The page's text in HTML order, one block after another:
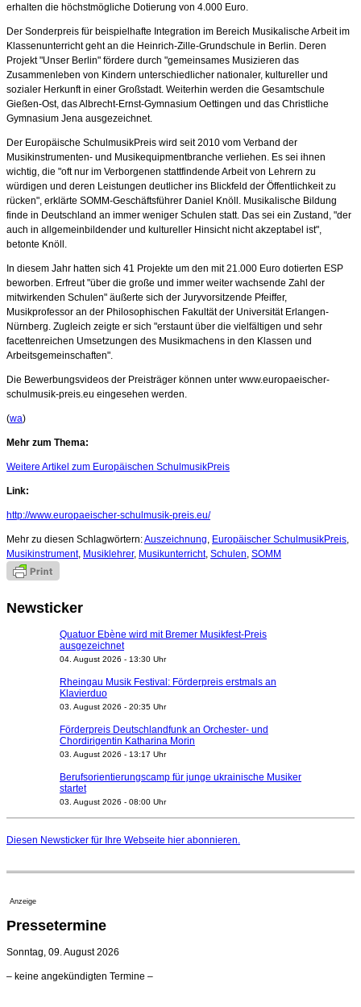
erhalten die höchstmögliche Dotierung von 4.000 Euro.
Der Sonderpreis für beispielhafte Integration im Bereich Musikalische Arbeit im
Klassenunterricht geht an die Heinrich-Zille-Grundschule in Berlin. Deren
Projekt "Unser Berlin" fördere durch "gemeinsames Musizieren das
Zusammenleben von Kindern unterschiedlicher nationaler, kultureller und
sozialer Herkunft in einer Großstadt. Weiterhin werden die Gesamtschule
Gießen-Ost, das Albrecht-Ernst-Gymnasium Oettingen und das Christliche
Gymnasium Jena ausgezeichnet.
Der Europäische SchulmusikPreis wird seit 2010 vom Verband der
Musikinstrumenten- und Musikequipmentbranche verliehen. Es sei ihnen
wichtig, die "oft nur im Verborgenen stattfindende Arbeit von Lehrern zu
würdigen und deren Leistungen deutlicher ins Blickfeld der Öffentlichkeit zu
rücken", erklärte SOMM-Geschäftsführer Daniel Knöll. Musikalische Bildung
finde in Deutschland an immer weniger Schulen statt. Das sei ein Zustand, "der
auch in allgemeinbildender und kultureller Hinsicht nicht akzeptabel ist",
betonte Knöll.
In diesem Jahr hatten sich 41 Projekte um den mit 21.000 Euro dotierten ESP
beworben. Erfreut "über die große und immer weiter wachsende Zahl der
mitwirkenden Schulen" äußerte sich der Juryvorsitzende Pfeiffer,
Musikprofessor an der Philosophischen Fakultät der Universität Erlangen-
Nürnberg. Zugleich zeigte er sich "erstaunt über die vielfältigen und sehr
facettenreichen Umsetzungen des Musikmachens in den Klassen und
Arbeitsgemeinschaften".
Die Bewerbungsvideos der Preisträger können unter www.europaeischer-
schulmusik-preis.eu eingesehen werden.
(wa)
Mehr zum Thema:
Weitere Artikel zum Europäischen SchulmusikPreis
Link:
http://www.europaeischer-schulmusik-preis.eu/
Mehr zu diesen Schlagwörtern:Auszeichnung, Europäischer SchulmusikPreis,
Musikinstrument, Musiklehrer, Musikunterricht, Schulen, SOMM
Newsticker
Quatuor Ebène wird mit Bremer Musikfest-Preis
ausgezeichnet
04. August 2026 - 13:30 Uhr
Rheingau Musik Festival: Förderpreis erstmals an
Klavierduo
03. August 2026 - 20:35 Uhr
Förderpreis Deutschlandfunk an Orchester- und
Chordirigentin Katharina Morin
03. August 2026 - 13:17 Uhr
Berufsorientierungscamp für junge ukrainische Musiker
startet
03. August 2026 - 08:00 Uhr
Nationaltheater Mannheim
Regensburger Generalmusikdirektor Stefan Veselka
Kammerorchester Heilbronn: Chefdirigent Risto Joost
verlängert bis 2030
Ensemblemitglieder
Diesen Newsticker für Ihre Webseite hier abonnieren.
Anzeige
Pressetermine
Sonntag, 09. August 2026
– keine angekündigten Termine –